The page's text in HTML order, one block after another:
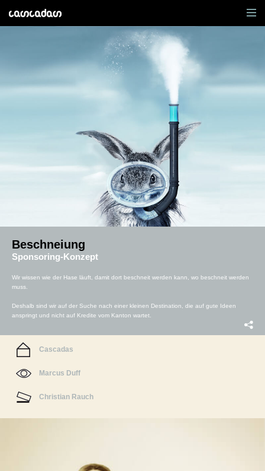
Beschneiung
Sponsoring-Konzept
Wir wissen wie der Hase läuft, damit dort beschneit werden kann, wo beschneit werden
muss.
Deshalb sind wir auf der Suche nach einer kleinen Destination, die auf gute Ideen
anspringt und nicht auf Kredite vom Kanton wartet.
Cascadas
Marcus Duff
Christian Rauch